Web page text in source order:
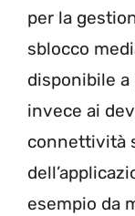
per la
sblocco
disponibile a
invece ai
connettività
esempio da